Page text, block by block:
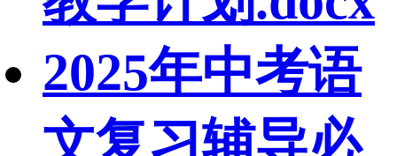
2025年中考语
文复习辅导必